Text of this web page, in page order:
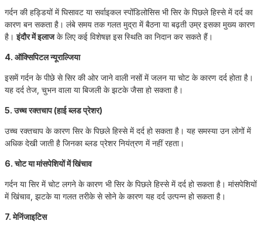
गर्दन की हड्डियों में घिसावट या सर्वाइकल स्पोंडिलोसिस भी सिर के पिछले हिस्से में दर्द का
कारण बन सकता है। लंबे समय तक गलत मुद्रा में बैठना या बढ़ती उम्र इसका मुख्य कारण
है।इंदौर में इलाजके लिए कई विशेषज्ञ इस स्थिति का निदान कर सकते हैं।
4. ऑक्सिपिटल न्यूराल्जिया
इसमें गर्दन के पीछे से सिर की ओर जाने वाली नसों में जलन या चोट के कारण दर्द होता है।
यह दर्द तेज, चुभन वाला या बिजली के झटके जैसा हो सकता है।
5. उच्च रक्तचाप (हाई ब्लड प्रेशर)
उच्च रक्तचाप के कारण सिर के पिछले हिस्से में दर्द हो सकता है। यह समस्या उन लोगों में
अधिक देखी जाती है जिनका ब्लड प्रेशर नियंत्रण में नहीं रहता।
6. चोट या मांसपेशियों में खिंचाव
गर्दन या सिर में चोट लगने के कारण भी सिर के पिछले हिस्से में दर्द हो सकता है। मांसपेशियों
में खिंचाव, झटके या गलत तरीके से सोने के कारण यह दर्द उत्पन्न हो सकता है।
7. मेनिंजाइटिस